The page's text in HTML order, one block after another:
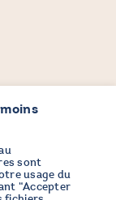
Com.
EN
sont
usage du
“Accepter